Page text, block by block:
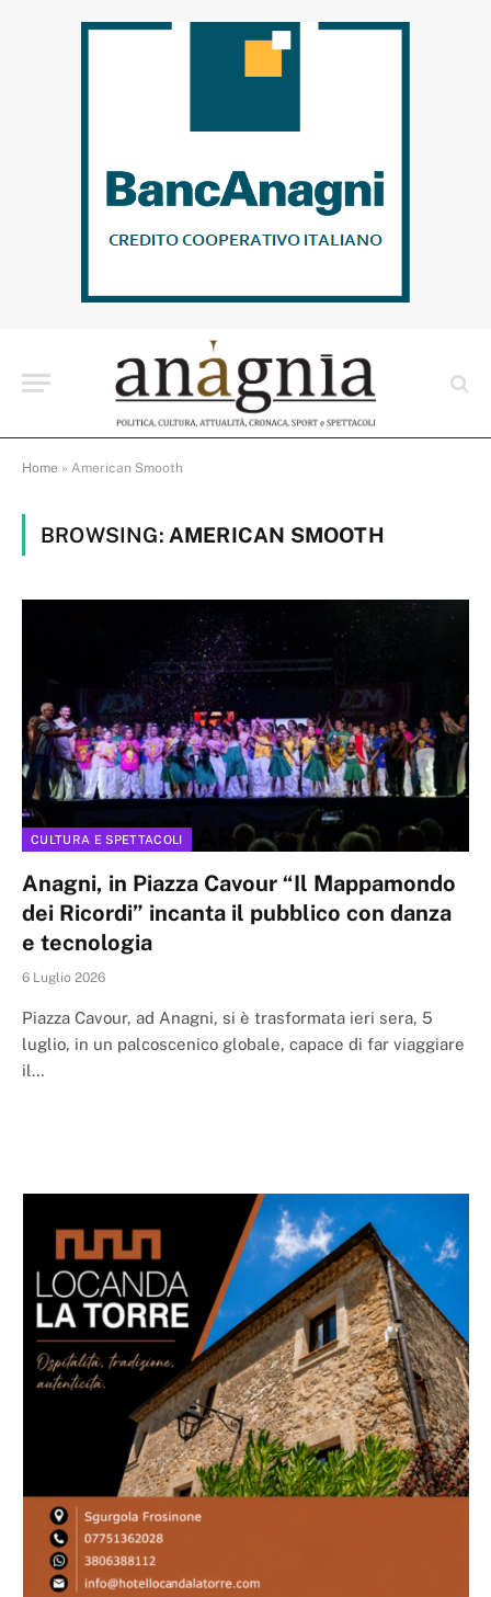
Home » American Smooth
BROWSING: AMERICAN SMOOTH
CULTURA E SPETTACOLI
Anagni, in Piazza Cavour “Il Mappamondo
dei Ricordi” incanta il pubblico con danza
e tecnologia
6 Luglio 2026
Piazza Cavour, ad Anagni, si è trasformata ieri sera, 5
luglio, in un palcoscenico globale, capace di far viaggiare
il…